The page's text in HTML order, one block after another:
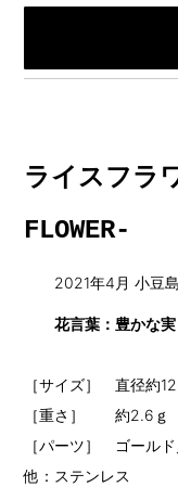
ライスフ
FLOWER-
2021年4月 小豆
花言葉：豊かな実
［サイズ］ 直径約
［重さ］ 約2.6ｇ（
［パーツ］ ゴール
他：ステンレス